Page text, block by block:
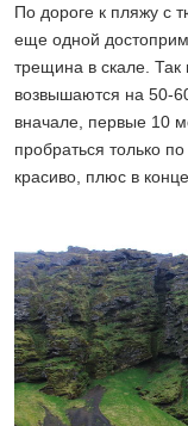
По дороге к пляжу с
еще одной
трещина в скале. Так
возвышаются на 50-
вначале, первые 10
пробраться только
красиво, плюс в